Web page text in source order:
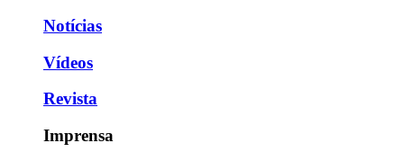
Notícias
Vídeos
Revista
Imprensa